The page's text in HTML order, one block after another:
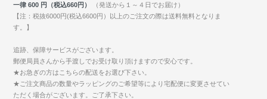
一律 600 円（税込660円）
（発送から１～４日でお届け）
【注：税抜6000円(税込6600円）以上のご注文の際は送料無料となりま
す。】
追跡、保障サービスがございます。
郵便局員さんから手渡しでお受け取り頂けますので安心です。
★お急ぎの方はこちらの配送をお選び下さい。
★ご注文商品の数量やラッピングのご希望等により宅配便に変更させてい
ただく場合がございます。ご了承下さい。